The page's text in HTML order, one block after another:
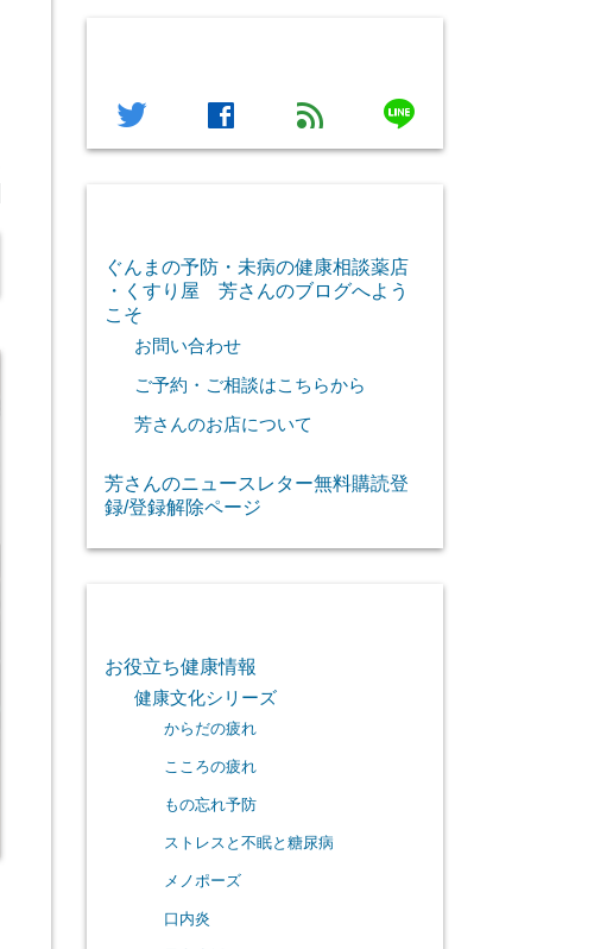
twitter facebook feed line
ぐんまの予防・未病の健康相談薬店
・くすり屋 芳さんのブログへよう
こそ
お問い合わせ
ご予約・ご相談はこちらから
芳さんのお店について
芳さんのニュースレター無料購読登
録/登録解除ページ
お役立ち健康情報
健康文化シリーズ
からだの疲れ
こころの疲れ
もの忘れ予防
ストレスと不眠と糖尿病
メノポーズ
口内炎